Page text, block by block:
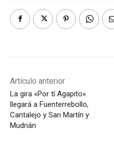
Artículo anterior
La gira «Por tí Agapito»
llegará a Fuenterrebollo,
Cantalejo y San Martín y
Mudrián